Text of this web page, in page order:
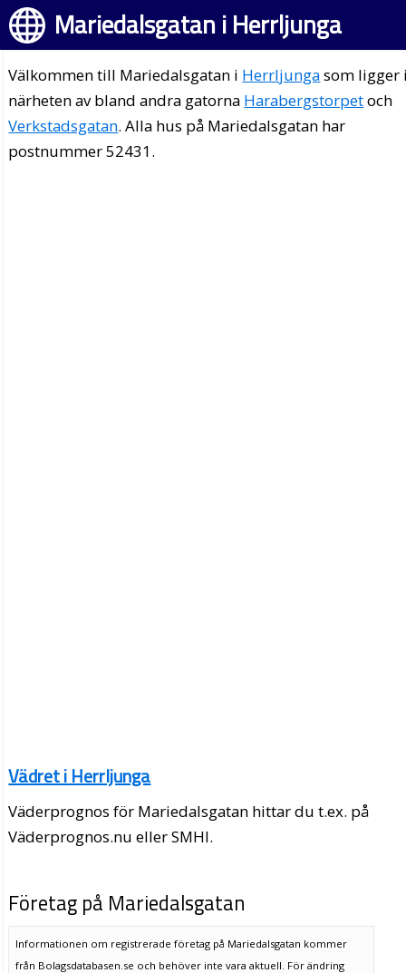
Mariedalsgatan i Herrljunga
Välkommen till Mariedalsgatan i Herrljungasom ligger
närheten av bland andra gatorna Harabergstorpetoch
Verkstadsgatan. Alla hus på Mariedalsgatan har
postnummer 52431.
Vädret i Herrljunga
Väderprognos för Mariedalsgatan hittar du t.ex. på
Väderprognos.nu eller SMHI.
Företag på Mariedalsgatan
Informationen om registrerade företag på Mariedalsgatan kommer
från Bolagsdatabasen.se och behöver inte vara aktuell. För ändring